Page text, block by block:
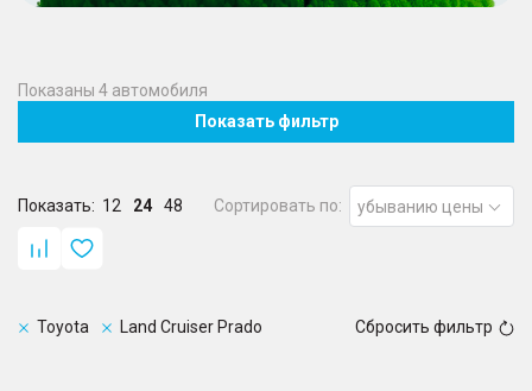
Показаны 4 автомобиля
Показать фильтр
Показать: 12 24 48 Сортировать по: убыванию цены
Toyota Land Cruiser Prado Сбросить фильтр